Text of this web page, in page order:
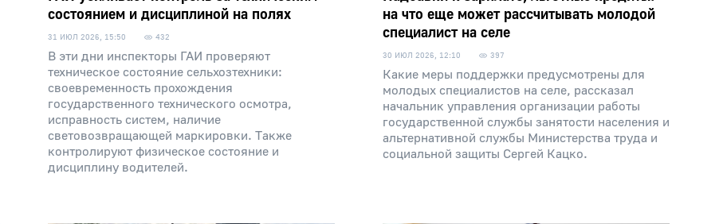
состоянием и дисциплиной на полях
31 ИЮЛ 2026, 15:50 432
В эти дни инспекторы ГАИ проверяют
техническое состояние сельхозтехники:
своевременность прохождения
государственного технического осмотра,
исправность систем, наличие
световозвращающей маркировки. Также
контролируют физическое состояние и
дисциплину водителей.
на что еще может рассчитывать молодой
специалист на селе
30 ИЮЛ 2026, 12:10 397
Какие меры поддержки предусмотрены для
молодых специалистов на селе, рассказал
начальник управления организации работы
государственной службы занятости населения и
альтернативной службы Министерства труда и
социальной защиты Сергей Кацко.